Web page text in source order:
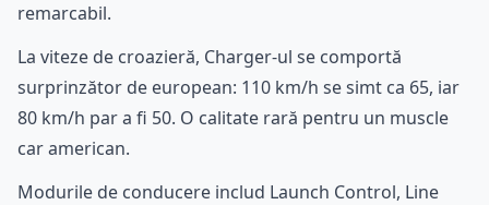
remarcabil.
La viteze de croazieră, Charger-ul se comportă
surprinzător de european: 110 km/h se simt ca 65, iar
80 km/h par a fi 50. O calitate rară pentru un muscle
car american.
Modurile de conducere includ Launch Control, Line